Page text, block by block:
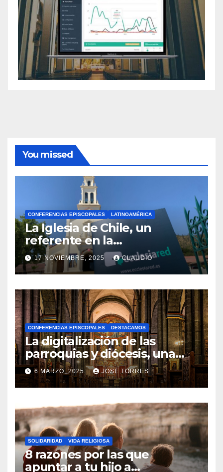
You missed
CONFERENCIAS EPISCOPALES LATINOAMÉRICA
La Iglesia de Chile, un
referente en la
transformación digital
gracias a Ecclesiared
17 NOVIEMBRE, 2025 CLAUDIO
N
O
H
A
Y
C
O
M
N
T
A
R
I
CONFERENCIAS EPISCOPALES DESTACAMOS
La digitalización de las
parroquias y diócesis, una
realidad ya para el futuro de
la Iglesia
6 MARZO, 2025 JOSE TORRES
N
O
H
A
Y
SOLIDARIDAD VIDA RELIGIOSA
8 razones por las que
apuntar a tu hijo a